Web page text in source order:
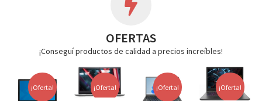
OFERTAS
¡Conseguí productos de calidad a precios increíbles!
¡Oferta! ¡Oferta! ¡Oferta! ¡Oferta!